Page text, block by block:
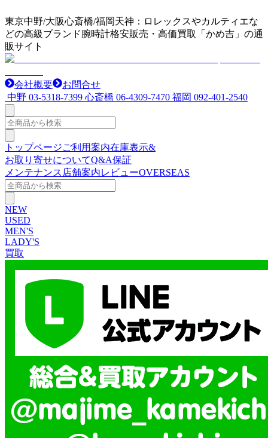
東京中野/大阪心斎橋/福岡天神：ロレックスやカルティエな
どの高級ブランド腕時計格安販売・高価買取「かめ吉」の通
販サイト
会社概要
お問合せ
中野 03-5318-7399 心斎橋 06-4309-7470 福岡 092-401-2540
トップページご利用案内在庫表示&
お取り寄せについてQ&A保証
メンテナンス 店舗案内レビューOVERSEAS
NEW
USED
MEN'S
LADY'S
買取